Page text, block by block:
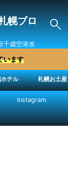
幌ブロ
千歳空港攻
索
います
テル 札幌お土産
Instagram